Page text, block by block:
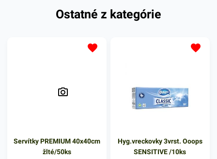
Ostatné z kategórie
Servítky PREMIUM 40x40cm
žlté/50ks
Hyg.vreckovky 3vrst. Ooops
SENSITIVE /10ks